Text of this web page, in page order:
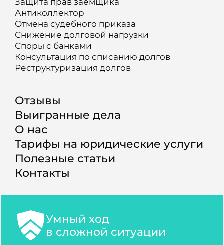
Антиколлектор
Отмена судебного приказа
Снижение долговой нагрузки
Споры с банками
Консультация по списанию долгов
Реструктуризация долгов
Отзывы
Выигранные дела
О нас
Тарифы на юридические услуги
Полезные статьи
Контакты
Умный ход
в сложной ситуации